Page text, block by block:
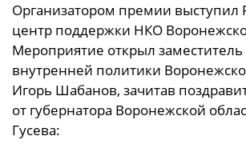
Организатором премии выступил
центр поддержки НКО
Мероприятие открыл
внутренней политики
Игорь Шабанов, зачитав
от губернатора Воронежской
Гусева: